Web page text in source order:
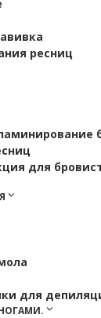
ресниц
для
для